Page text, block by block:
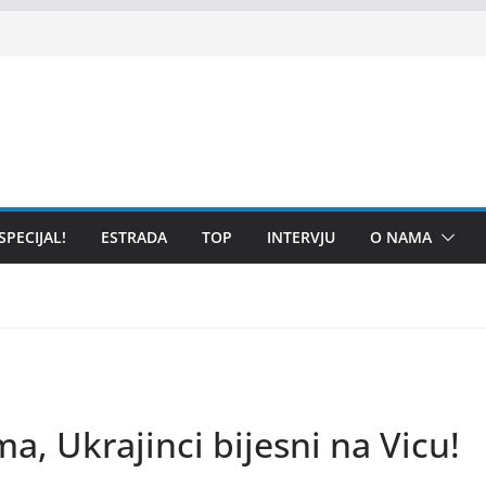
ESTRADA TOP INTERVJU O NAMA
Ukrajinci bijesni na Vicu!